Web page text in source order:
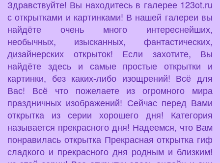
Здравствуйте! Вы находитесь в галерее 123ot.ru
с открытками и картинками! В нашей галереи вы
найдёте очень много интереснейших,
необычных, изысканных, фантастических,
дизайнерских открыток! Если захотите, Вы
найдёте здесь и самые простые открытки и
картинки, без каких-либо изощрений! Всё для
Вас! Всё что пожелаете из огромного мира
праздничных изображений! Сейчас перед Вами
открытка из серии хорошего дня! Категория
называется прекрасного дня! Надеемся, что Вам
понравилась открытка Прекрасная открытка гиф
сладкого и прекрасного дня родным и близким!